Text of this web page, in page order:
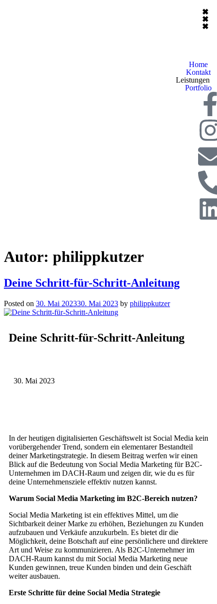
Home
Kontakt
Leistungen
Portfolio
Autor: philippkutzer
Deine Schritt-für-Schritt-Anleitung
Posted on 30. Mai 202330. Mai 2023 by philippkutzer
Deine Schritt-für-Schritt-Anleitung
30. Mai 2023
In der heutigen digitalisierten Geschäftswelt ist Social Media kein
vorübergehender Trend, sondern ein elementarer Bestandteil
deiner Marketingstrategie. In diesem Beitrag werfen wir einen
Blick auf die Bedeutung von Social Media Marketing für B2C-
Unternehmen im DACH-Raum und zeigen dir, wie du es für
deine Unternehmensziele effektiv nutzen kannst.
Warum Social Media Marketing im B2C-Bereich nutzen?
Social Media Marketing ist ein effektives Mittel, um die
Sichtbarkeit deiner Marke zu erhöhen, Beziehungen zu Kunden
aufzubauen und Verkäufe anzukurbeln. Es bietet dir die
Möglichkeit, deine Botschaft auf eine persönlichere und direktere
Art und Weise zu kommunizieren. Als B2C-Unternehmer im
DACH-Raum kannst du mit Social Media Marketing neue
Kunden gewinnen, treue Kunden binden und dein Geschäft
weiter ausbauen.
Erste Schritte für deine Social Media Strategie